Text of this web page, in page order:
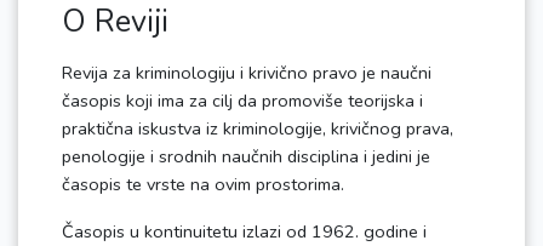
O Reviji
Revija za kriminologiju i krivično pravo je naučni
časopis koji ima za cilj da promoviše teorijska i
praktična iskustva iz kriminologije, krivičnog prava,
penologije i srodnih naučnih disciplina i jedini je
časopis te vrste na ovim prostorima.
Časopis u kontinuitetu izlazi od 1962. godine i